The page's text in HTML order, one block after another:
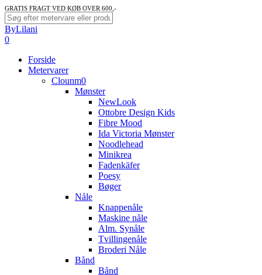
Skip
to
main
content
GRATIS FRAGT VED KØB OVER 600,-
Close
Search
ByLilani
search
account
0
Forside
Metervarer
Clounm0
Mønster
NewLook
Ottobre Design Kids
Fibre Mood
Ida Victoria Mønster
Noodlehead
Minikrea
Fadenkäfer
Poesy
Bøger
Nåle
Knappenåle
Maskine nåle
Alm. Synåle
Tvillingenåle
Broderi Nåle
Bånd
Bånd